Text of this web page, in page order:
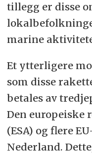
tillegg er disse
marine
Et ytterligere
som disse
betales av
Den europeiske
(ESA) og flere
Nederland.